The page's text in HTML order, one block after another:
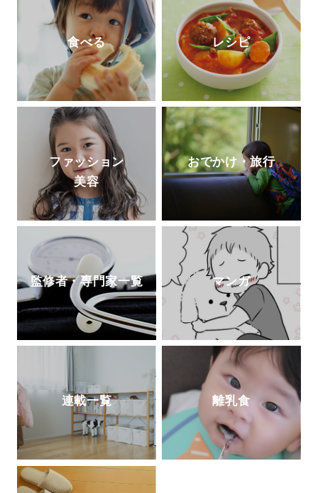
食べる レシピ
ファッション
美容
おでかけ・旅行
監修者・専門家一覧 マンガ
連載一覧 離乳食